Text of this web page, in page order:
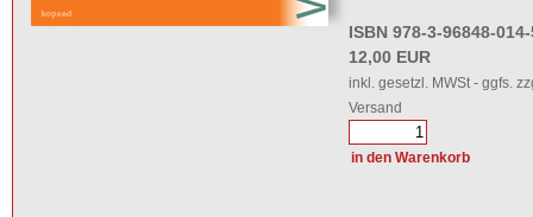
ISBN 978-3-96848-
12,00 EUR
inkl. gesetzl. MWSt - ggfs.
Versand